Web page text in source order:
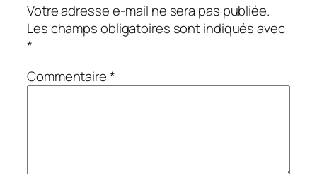
Votre adresse e-mail ne sera pas publiée.
Les champs obligatoires sont indiqués avec
*
Commentaire*